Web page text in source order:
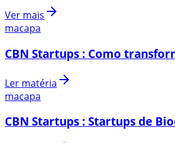
Ver mais
macapa
CBN Startups : Como
Ler matéria
macapa
CBN Startups : Startups de